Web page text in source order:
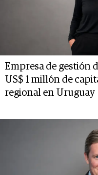
Empresa de gestión
US$ 1 millón de
regional en Uruguay